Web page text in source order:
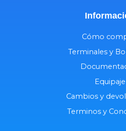
Cómo
Terminales y
Equipaje
Cambios y
Terminos y